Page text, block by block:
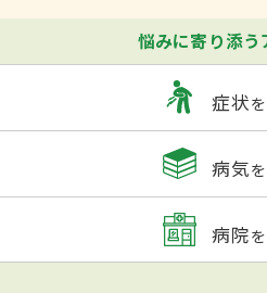
悩みに寄り添う
症状
病気
病院